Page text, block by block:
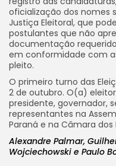
oficialização dos nomes
Justiça Eleitoral, que
postulantes que não
documentação
em conformidade com
pleito.
O primeiro turno das
2 de outubro. O(a)
presidente, governador,
representantes na
Paraná e na Câmara dos
Alexandre Palmar,
Wojciechowski e Paulo